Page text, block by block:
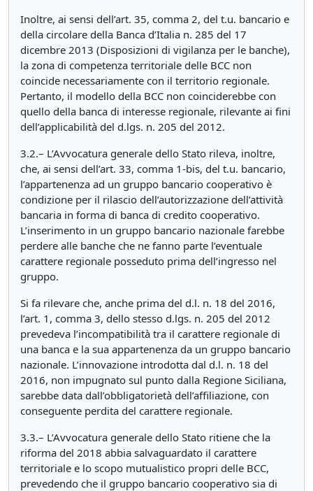
Inoltre, ai sensi dell’art. 35, comma 2, del t.u. bancario e
della circolare della Banca d’Italia n. 285 del 17
dicembre 2013 (Disposizioni di vigilanza per le banche),
la zona di competenza territoriale delle BCC non
coincide necessariamente con il territorio regionale.
Pertanto, il modello della BCC non coinciderebbe con
quello della banca di interesse regionale, rilevante ai fini
dell’applicabilità del d.lgs. n. 205 del 2012.
3.2.– L’Avvocatura generale dello Stato rileva, inoltre,
che, ai sensi dell’art. 33, comma 1-bis, del t.u. bancario,
l’appartenenza ad un gruppo bancario cooperativo è
condizione per il rilascio dell’autorizzazione dell’attività
bancaria in forma di banca di credito cooperativo.
L’inserimento in un gruppo bancario nazionale farebbe
perdere alle banche che ne fanno parte l’eventuale
carattere regionale posseduto prima dell’ingresso nel
gruppo.
Si fa rilevare che, anche prima del d.l. n. 18 del 2016,
l’art. 1, comma 3, dello stesso d.lgs. n. 205 del 2012
prevedeva l’incompatibilità tra il carattere regionale di
una banca e la sua appartenenza da un gruppo bancario
nazionale. L’innovazione introdotta dal d.l. n. 18 del
2016, non impugnato sul punto dalla Regione Siciliana,
sarebbe data dall’obbligatorietà dell’affiliazione, con
conseguente perdita del carattere regionale.
3.3.– L’Avvocatura generale dello Stato ritiene che la
riforma del 2018 abbia salvaguardato il carattere
territoriale e lo scopo mutualistico propri delle BCC,
prevedendo che il gruppo bancario cooperativo sia di